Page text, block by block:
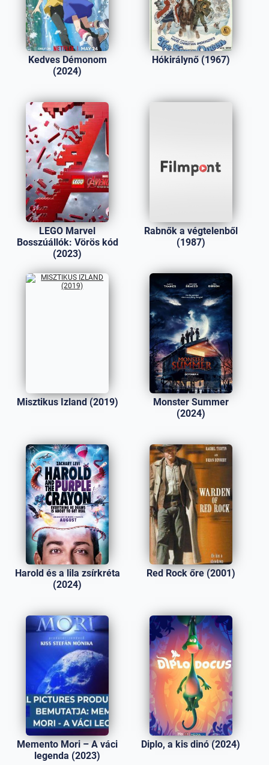
Kedves Démonom
(2024)
Hókirálynő (1967)
LEGO Marvel
Bosszúállók: Vörös kód
(2023)
Rabnők a végtelenből
(1987)
Misztikus Izland (2019)
Monster Summer
(2024)
Harold és a lila zsírkréta
(2024)
Red Rock őre (2001)
Memento Mori – A váci
legenda (2023)
Diplo, a kis dinó (2024)